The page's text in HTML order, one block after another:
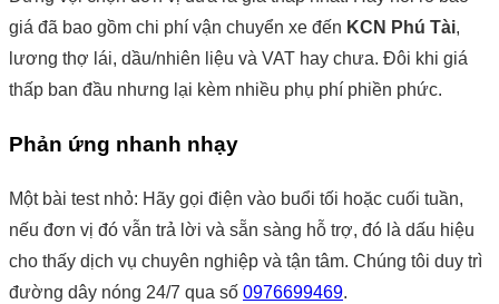
giá đã bao gồm chi phí vận chuyển xe đến KCN Phú Tài,
lương thợ lái, dầu/nhiên liệu và VAT hay chưa. Đôi khi giá
thấp ban đầu nhưng lại kèm nhiều phụ phí phiền phức.
Phản ứng nhanh nhạy
Một bài test nhỏ: Hãy gọi điện vào buổi tối hoặc cuối tuần,
nếu đơn vị đó vẫn trả lời và sẵn sàng hỗ trợ, đó là dấu hiệu
cho thấy dịch vụ chuyên nghiệp và tận tâm. Chúng tôi duy trì
đường dây nóng 24/7 qua số 0976699469.